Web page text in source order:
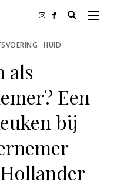
HUID
als
Een
bij